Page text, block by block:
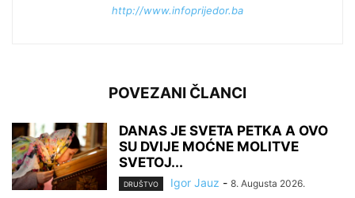
http://www.infoprijedor.ba
POVEZANI ČLANCI
DANAS JE SVETA PETKA A OVO
SU DVIJE MOĆNE MOLITVE
SVETOJ...
DRUŠTVO Igor Jauz - 8. Augusta 2026.